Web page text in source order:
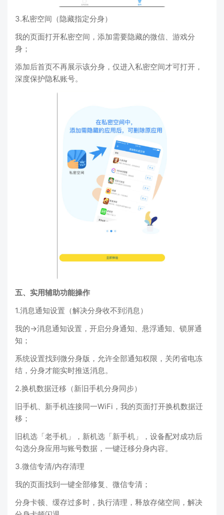
3.私密空间（隐藏指定分身）
我的页面打开私密空间，添加需要隐藏的微信、游戏分
身；
添加后首页不再展示该分身，仅进入私密空间才可打开，
深度保护隐私账号。
五、实用辅助功能操作
1.消息通知设置（解决分身收不到消息）
我的→消息通知设置，开启分身通知、悬浮通知、锁屏通
知；
系统设置找到微分身版，允许全部通知权限，关闭省电冻
结，分身才能实时推送消息。
2.换机数据迁移（新旧手机分身同步）
旧手机、新手机连接同一WiFi，我的页面打开换机数据迁
移；
旧机选「老手机」，新机选「新手机」，设备配对成功后
勾选分身应用与账号数据，一键迁移分身内容。
3.微信专清/内存清理
我的页面找到一键全部修复、微信专清；
分身卡顿、缓存过多时，执行清理，释放存储空间，解决